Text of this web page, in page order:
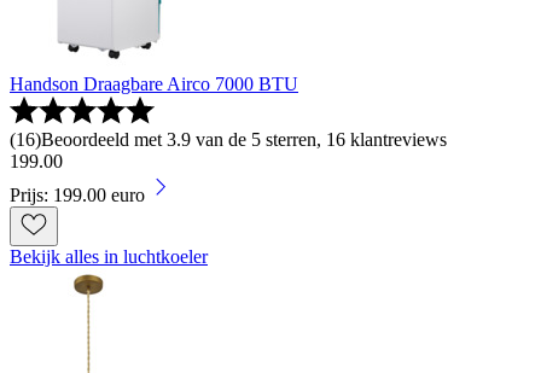
Handson Draagbare Airco 7000 BTU
(16)Beoordeeld met 3.9 van de 5 sterren, 16 klantreviews
199.00
Prijs: 199.00 euro
Bekijk alles in luchtkoeler